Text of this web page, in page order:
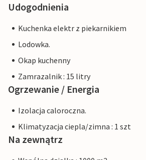
Udogodnienia
Kuchenka elektr z piekarnikiem
Lodowka.
Okap kuchenny
Zamrazalnik : 15 litry
Ogrzewanie / Energia
Izolacja caloroczna.
Klimatyzacja ciepla/zimna : 1 szt
Na zewnątrz